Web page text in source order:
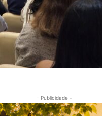
- Publicidade -